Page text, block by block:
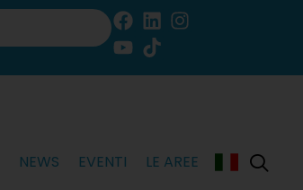
NEWS EVENTI LE AREE